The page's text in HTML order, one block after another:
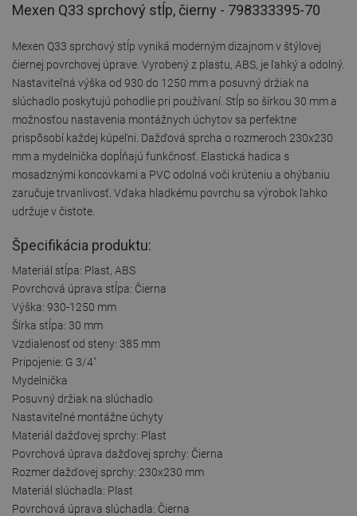
Mexen Q33 sprchový stĺp, čierny - 798333395-70
Mexen Q33 sprchový stĺp vyniká moderným dizajnom v štýlovej
čiernej povrchovej úprave. Vyrobený z plastu, ABS, je ľahký a odolný.
Nastaviteľná výška od 930 do 1250 mm a posuvný držiak na
slúchadlo poskytujú pohodlie pri používaní. Stĺp so šírkou 30 mm a
možnosťou nastavenia montážnych úchytov sa perfektne
prispôsobí každej kúpeľni. Dažďová sprcha o rozmeroch 230x230
mm a mydelnička dopĺňajú funkčnosť. Elastická hadica s
mosadznými koncovkami a PVC odolná voči krúteniu a ohýbaniu
zaručuje trvanlivosť. Vďaka hladkému povrchu sa výrobok ľahko
udržuje v čistote.
Špecifikácia produktu:
Materiál stĺpa: Plast, ABS
Povrchová úprava stĺpa: Čierna
Výška: 930-1250 mm
Šírka stĺpa: 30 mm
Vzdialenosť od steny: 385 mm
Pripojenie: G 3/4"
Mydelnička
Posuvný držiak na slúchadlo
Nastaviteľné montážne úchyty
Materiál dažďovej sprchy: Plast
Povrchová úprava dažďovej sprchy: Čierna
Rozmer dažďovej sprchy: 230x230 mm
Materiál slúchadla: Plast
Povrchová úprava slúchadla: Čierna